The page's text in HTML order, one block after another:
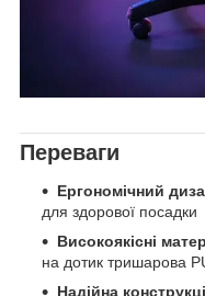
Переваги
Ергономічний
для здорової посадки
Високоякісні
на дотик тришарова
Надійна